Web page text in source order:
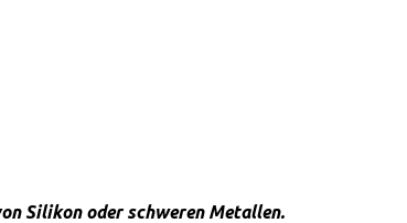
Silikon oder schweren Metallen.